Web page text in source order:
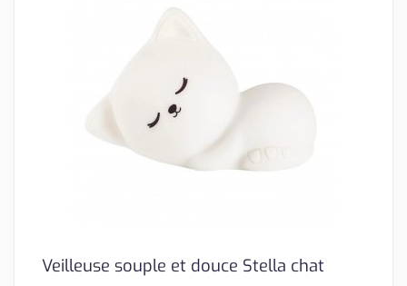
Veilleuse souple et douce Stella chat